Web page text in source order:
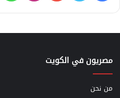
مصريون في الكويت
من نحن